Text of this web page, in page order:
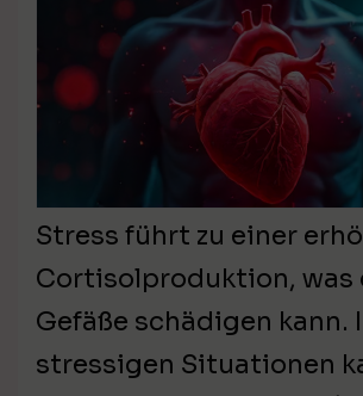
Stress führt zu einer
Cortisolproduktion, was
Gefäße schädigen kann.
stressigen Situationen